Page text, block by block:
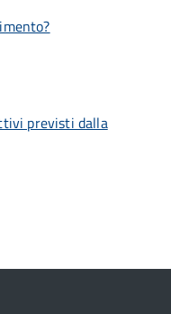
previsti dalla